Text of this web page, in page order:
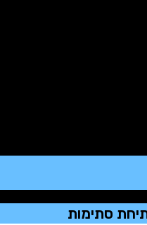
סתימות